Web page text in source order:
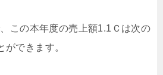
この本年度の売上額1.1Ｃは次の
ができます。